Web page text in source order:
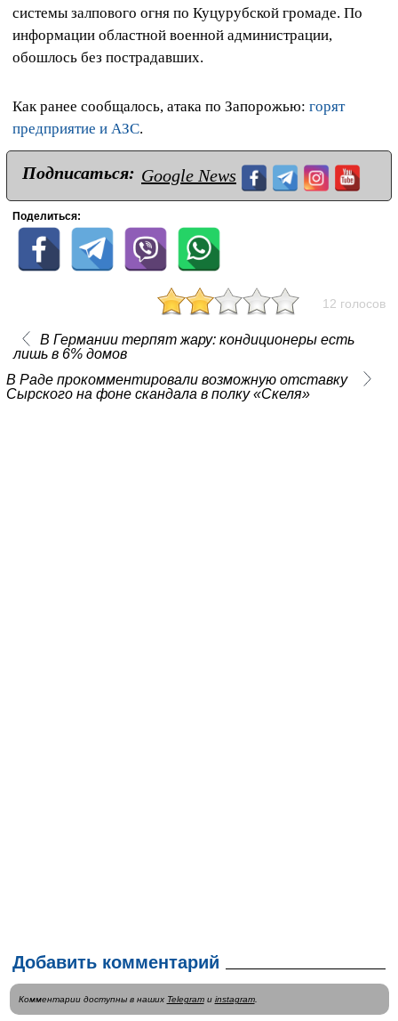
системы залпового огня по Куцурубской громаде. По
информации областной военной администрации,
обошлось без пострадавших.
Как ранее сообщалось, атака по Запорожью: горят
предприятие и АЗС.
Подписаться: Google News
Поделиться:
12 голосов
В Германии терпят жару: кондиционеры есть
лишь в 6% домов
В Раде прокомментировали возможную отставку
Сырского на фоне скандала в полку «Скеля»
Добавить комментарий
Комментарии доступны в наших Telegramи instagram.